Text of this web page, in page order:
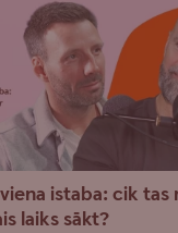
istaba: cik tas
laiks sākt?